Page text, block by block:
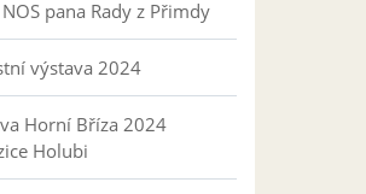
pana Rady z Přimdy
výstava 2024
Horní Bříza 2024
Holubi